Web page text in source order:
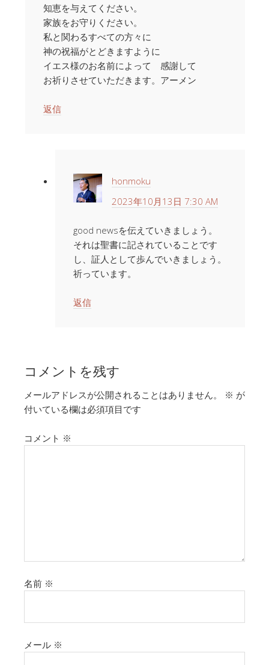
知恵を与えてください。
家族をお守りください。
私と関わるすべての方々に
神の祝福がとどきますように
イエス様のお名前によって 感謝して
お祈りさせていただきます。アーメン
返信
honmoku
2023年10月13日 7:30 AM
good newsを伝えていきましょう。
それは聖書に記されていることです
し、証人として歩んでいきましょう。
祈っています。
返信
コメントを残す
メールアドレスが公開されることはありません。 ※ が
付いている欄は必須項目です
コメント ※
名前 ※
メール ※